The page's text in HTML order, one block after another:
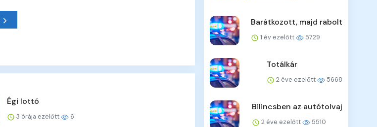
Égi lottó
3 órája ezelőtt 6
Barátkozott, majd rabolt
1 év ezelőtt 5729
Totálkár
2 éve ezelőtt 5668
Bilincsben az autótolvaj
2 éve ezelőtt 5510